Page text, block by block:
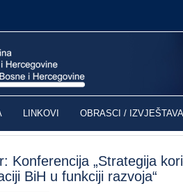
LINKOVI OBRASCI /
Konferencija „Strategija
BiH u funkciji razvoja“